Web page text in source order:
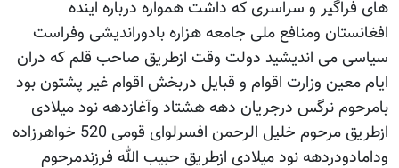
های فراگیر و سراسری که داشت همواره درباره اینده
افغانستان ومنافع ملی جامعه هزاره بادوراندیشی وفراست
سیاسی می اندیشید دولت وقت ازطریق صاحب قلم که دران
ایام معین وزارت اقوام و قبایل دربخش اقوام غیر پشتون بود
بامرحوم نرگس درجریان دهه هشتاد وآغازدهه نود میلادی
ازطریق مرحوم خلیل الرحمن افسرلوای قومی 520 خواهرزاده
ودامادودردهه نود میلادی ازطریق حبیب الله فرزندمرحوم